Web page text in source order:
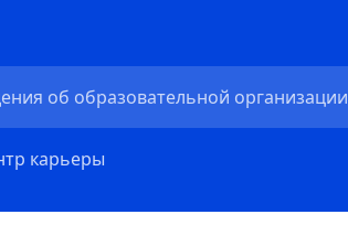
об образовательной организации
карьеры